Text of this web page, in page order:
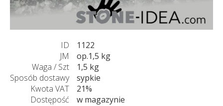
ID
1122
JM
op.1,5 kg
Waga / Szt
1,5 kg
Sposób dostawy
sypkie
Kwota VAT
21%
Dostępość
w magazynie